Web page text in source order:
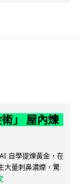
」 屋內煉
自學提煉黃金，在
大量刺鼻濃煙，驚